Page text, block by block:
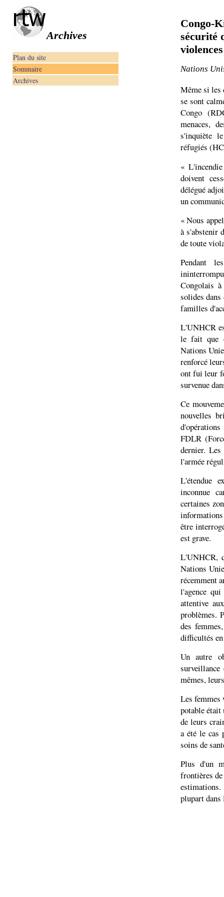
Archives
Plan du site
Sommaire
Archives
Congo-
sécurité
violences
Nations
Même si les
se sont
Congo
menaces,
s'inquiète
réfugiés
«
doivent
délégué
un
« Nous
à s'abstenir
de toute
Pendant
Congolais
solides dans
familles
L'UNHCR
le fait que
Nations
renforcé
ont fui leur
survenue
Ce
nouvelles
FDLR
dernier.
l'armée
L'étendue
inconnue
certaines
être
est grave.
L'UNHCR,
Nations
récemment
l'agence
attentive
problèmes.
des
difficultés en
Un autre
mêmes,
Les femmes
potable était
de leurs
a été le cas
soins de
Plus d'un
frontières
plupart dans